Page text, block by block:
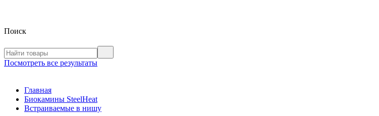
Поиск
Посмотреть все результаты
Главная
Биокамины SteelHeat
Встраиваемые в нишу